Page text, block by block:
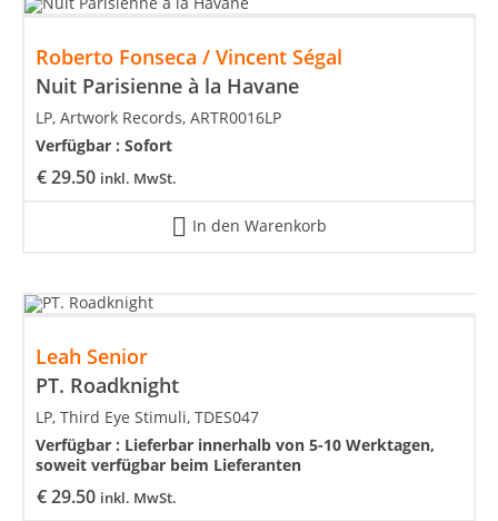
Roberto Fonseca / Vincent Ségal
Nuit Parisienne à la Havane
€29.50 inkl. MwSt.
LP, Artwork Records, ARTR0016LP
Verfügbar : Sofort
In den Warenkorb
Leah Senior
PT. Roadknight
€29.50 inkl. MwSt.
LP, Third Eye Stimuli, TDES047
Verfügbar : Lieferbar innerhalb von 5-10 Werktagen,
soweit verfügbar beim Lieferanten